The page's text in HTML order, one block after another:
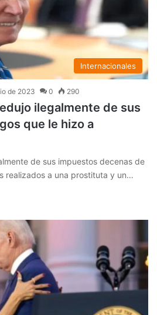
Internacionales
de 2023 0 290
ilegalmente de sus
que le hizo a
de sus impuestos decenas de
realizados a una prostituta y un…